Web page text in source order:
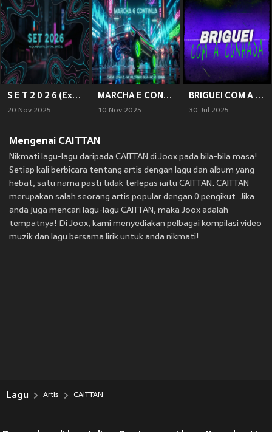
S E T 2 0 2 6 (Explicit)
20 Nov 2025
MARCHA E CONTINUA
10 Nov 2025
BRIGUEI COM A CUNHADA
30 Jul 2025
Mengenai CAITTAN
Nikmati lagu-lagu daripada CAITTAN di Joox pada bila-bila masa!
Setiap kali berbicara tentang artis dengan lagu dan album yang
hebat, satu nama pasti tidak terlepas iaitu CAITTAN. CAITTAN
merupakan salah seorang artis popular dengan 0 pengikut. Jika
anda juga mencari lagu-lagu CAITTAN, maka Joox adalah
tempatnya! Di Joox, kami menyediakan pelbagai kompilasi video
muzik dan lagu bersama lirik untuk anda nikmati!
Lagu Artis CAITTAN